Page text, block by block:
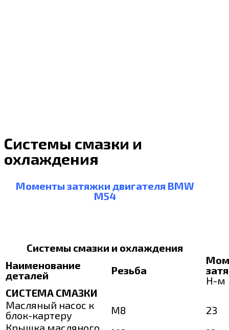
Системы смазки и
охлаждения
Моменты затяжки двигателя BMW
M54
Системы смазки и охлаждения
Наименование
деталей
Резьба
Н-м
СИСТЕМА СМАЗКИ
Масляный насос к
блок-картеру
М8
23